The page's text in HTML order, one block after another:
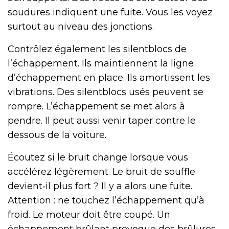
soudures indiquent une fuite. Vous les voyez
surtout au niveau des jonctions.
Contrôlez également les silentblocs de
l’échappement. Ils maintiennent la ligne
d’échappement en place. Ils amortissent les
vibrations. Des silentblocs usés peuvent se
rompre. L’échappement se met alors à
pendre. Il peut aussi venir taper contre le
dessous de la voiture.
Écoutez si le bruit change lorsque vous
accélérez légèrement. Le bruit de souffle
devient‑il plus fort ? Il y a alors une fuite.
Attention : ne touchez l’échappement qu’à
froid. Le moteur doit être coupé. Un